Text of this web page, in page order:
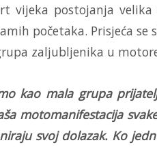
vijeka postojanja
početaka. Prisjeća
zaljubljenika u
kao mala grupa
motomanifestacija
svoj dolazak. Ko